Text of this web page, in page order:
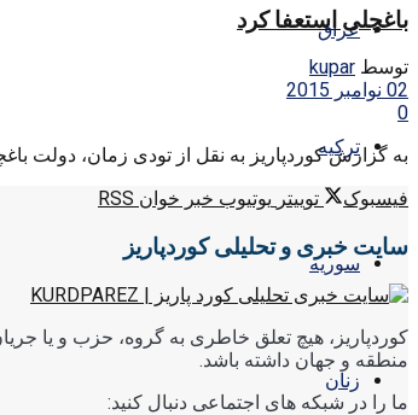
عراق
ترکیه
سوریه
زنان
باغچلی استعفا کرد
توسط kupar
02 نوامبر 2015
0
به گزارش کوردپاریز به نقل از تودی زمان،
فیسبوک
توییتر یوتیوب خبر خوان RSS
سایت خبری و تحلیلی کوردپاریز
کوردپاریز، هیچ تعلق خاطری به گروه، حزب و یا
منطقه و جهان داشته باشد.
ما را در شبکه های اجتماعی دنبال کنید: